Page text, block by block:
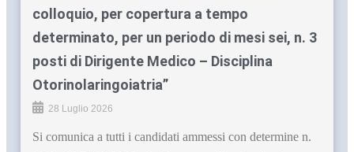
colloquio, per copertura a tempo
determinato, per un periodo di mesi sei, n. 3
posti di Dirigente Medico – Disciplina
Otorinolaringoiatria”
28 Luglio 2026
Si comunica a tutti i candidati ammessi con determine n.